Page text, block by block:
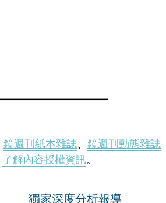
鏡週刊紙本雜誌、 鏡週刊動態雜誌
了解內容授權資訊。
獨家深度分析報導